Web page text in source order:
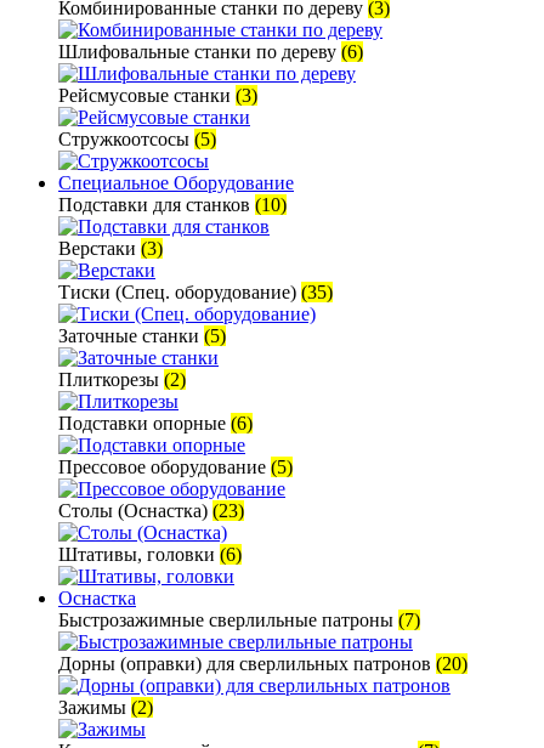
Комбинированные станки по дереву (3)
Шлифовальные станки по дереву (6)
Рейсмусовые станки (3)
Стружкоотсосы (5)
Специальное Оборудование
Подставки для станков (10)
Верстаки (3)
Тиски (Спец. оборудование) (35)
Заточные станки (5)
Плиткорезы (2)
Подставки опорные (6)
Прессовое оборудование (5)
Столы (Оснастка) (23)
Штативы, головки (6)
Оснастка
Быстрозажимные сверлильные патроны (7)
Дорны (оправки) для сверлильных патронов (20)
Зажимы (2)